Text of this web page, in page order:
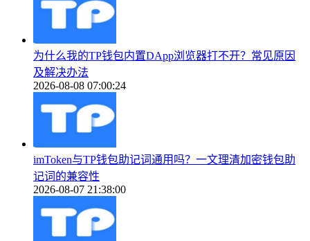
为什么我的TP钱包内置DApp浏览器打不开？常见原因
及解决办法
2026-08-08 07:00:24
imToken与TP钱包助记词通用吗？一文理清加密钱包助
记词的兼容性
2026-08-07 21:38:00